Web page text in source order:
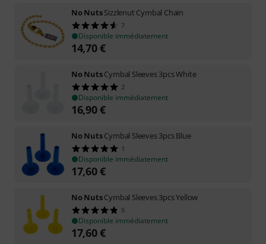
No NutsSizzlenut Cymbal Chain
7
Disponible immédiatement
14,70€
No NutsCymbal Sleeves 3pcs White
2
Disponible immédiatement
16,90€
No NutsCymbal Sleeves 3pcs Blue
1
Disponible immédiatement
17,60€
No NutsCymbal Sleeves 3pcs Yellow
5
Disponible immédiatement
17,60€